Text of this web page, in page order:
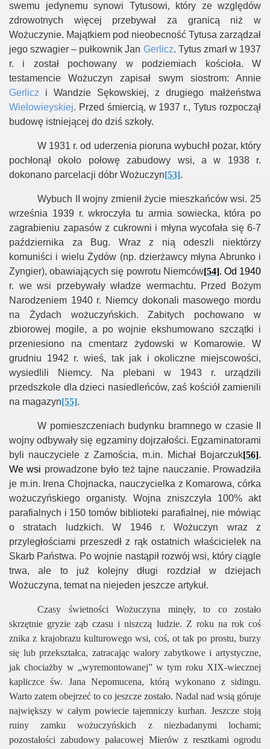
swemu jedynemu synowi Tytusowi, który ze względów
zdrowotnych więcej przebywał za granicą niż w
Wożuczynie. Majątkiem pod nieobecność Tytusa zarządzał
jego szwagier – pułkownik Jan Gerlicz. Tytus zmarł w 1937
r. i został pochowany w podziemiach kościoła. W
testamencie Wożuczyn zapisał swym siostrom: Annie
Gerlicz i Wandzie Sękowskiej, z drugiego małżeństwa
Wielowieyskiej. Przed śmiercią, w 1937 r., Tytus rozpoczął
budowę istniejącej do dziś szkoły.
W 1931 r. od uderzenia pioruna wybuchł pożar, który
pochłonął około połowę zabudowy wsi, a w 1938 r.
dokonano parcelacji dóbr Wożuczyn[53].
Wybuch II wojny zmienił życie mieszkańców wsi. 25
września 1939 r. wkroczyła tu armia sowiecka, która po
zagrabieniu zapasów z cukrowni i młyna wycofała się 6-7
października za Bug. Wraz z nią odeszli niektórzy
komuniści i wielu Żydów (np. dzierżawcy młyna Abrunko i
Zyngier), obawiających się powrotu Niemców[54]. Od 1940
r. we wsi przebywały władze wermachtu. Przed Bożym
Narodzeniem 1940 r. Niemcy dokonali masowego mordu
na Żydach wożuczyńskich. Zabitych pochowano w
zbiorowej mogile, a po wojnie ekshumowano szczątki i
przeniesiono na cmentarz żydowski w Komarowie. W
grudniu 1942 r. wieś, tak jak i okoliczne miejscowości,
wysiedlili Niemcy. Na plebani w 1943 r. urządzili
przedszkole dla dzieci nasiedleńców, zaś kościół zamienili
na magazyn[55].
W pomieszczeniach budynku bramnego w czasie II
wojny odbywały się egzaminy dojrzałości. Egzaminatorami
byli nauczyciele z Zamościa, m.in. Michał Bojarczuk[56].
We wsi prowadzone było też tajne nauczanie. Prowadziła
je m.in. Irena Chojnacka, nauczycielka z Komarowa, córka
wożuczyńskiego organisty. Wojna zniszczyła 100% akt
parafialnych i 150 tomów biblioteki parafialnej, nie mówiąc
o stratach ludzkich. W 1946 r. Wożuczyn wraz z
przyległościami przeszedł z rąk ostatnich właścicielek na
Skarb Państwa. Po wojnie nastąpił rozwój wsi, który ciągle
trwa, ale to już kolejny długi rozdział w dziejach
Wożuczyna, temat na niejeden jeszcze artykuł.
Czasy świetności Wożuczyna minęły, to co zostało
skrzętnie gryzie ząb czasu i niszczą ludzie. Z roku na rok coś
znika z krajobrazu kulturowego wsi, coś, ot tak po prostu, burzy
się lub przekształca, zatracając walory zabytkowe i artystyczne,
jak chociażby w „wyremontowanej” w tym roku XIX-wiecznej
kapliczce św. Jana Nepomucena, którą wykonano z sidingu.
Warto zatem obejrzeć to co jeszcze zostało. Nadal nad wsią góruje
największy w całym powiecie tajemniczy kurhan. Jeszcze stoją
ruiny zamku wożuczyńskich z niezbadanymi lochami;
pozostałości zabudowy pałacowej Mierów z resztkami ogrodu